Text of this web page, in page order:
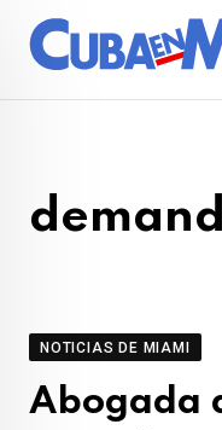
NOTICIAS DE MIAMI
Abogada